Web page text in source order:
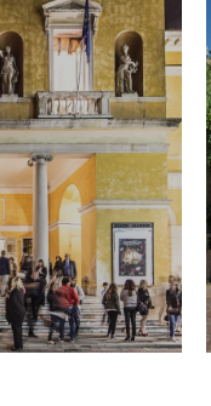
Tommaso e
XIX secolo a
"Comunicativo".